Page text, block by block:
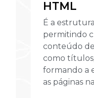
HTML
É a
permitindo
conteúdo
como
formando a
as páginas